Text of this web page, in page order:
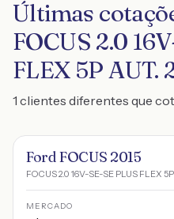
Últimas
FOCUS 2.0
FLEX 5P AUT.
1 clientes diferentes que
Ford FOCUS 2015
FOCUS 2.0 16V-SE-SE PLUS FLEX
MERCADO